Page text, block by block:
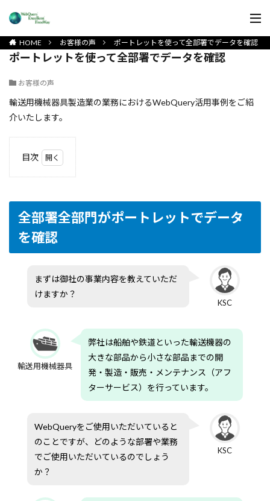
HOME お客様の声 ポートレットを使って全部署でデータを確認
ポートレットを使って全部署でデータを確認
お客様の声
輸送用機械器具製造業の業務におけるWebQuery活用事例をご紹
介いたします。
目次
がポ
レッ
から
なく
操作
全部署全部門がポートレットでデータ
を確認
まずは御社の事業内容を教えていただ
けますか？
KSC
輸送用機械器具
弊社は船舶や鉄道といった輸送機器の
大きな部品から小さな部品までの開
発・製造・販売・メンテナンス（アフ
ターサービス）を行っています。
WebQueryをご使用いただいていると
のことですが、どのような部署や業務
でご使用いただいているのでしょう
か？
KSC